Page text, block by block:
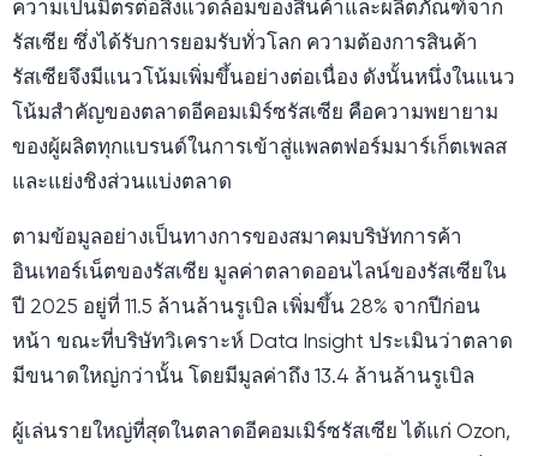
ความเป็นมิตรต่อสิ่งแวดล้อมของสินค้าและผลิตภัณฑ์จาก
รัสเซีย ซึ่งได้รับการยอมรับทั่วโลก ความต้องการสินค้า
รัสเซียจึงมีแนวโน้มเพิ่มขึ้นอย่างต่อเนื่อง ดังนั้นหนึ่งในแนว
โน้มสำคัญของตลาดอีคอมเมิร์ซรัสเซีย คือความพยายาม
ของผู้ผลิตทุกแบรนด์ในการเข้าสู่แพลตฟอร์มมาร์เก็ตเพลส
และแย่งชิงส่วนแบ่งตลาด
ตามข้อมูลอย่างเป็นทางการของสมาคมบริษัทการค้า
อินเทอร์เน็ตของรัสเซีย มูลค่าตลาดออนไลน์ของรัสเซียใน
ปี 2025 อยู่ที่ 11.5 ล้านล้านรูเบิล เพิ่มขึ้น 28% จากปีก่อน
หน้า ขณะที่บริษัทวิเคราะห์ Data Insight ประเมินว่าตลาด
มีขนาดใหญ่กว่านั้น โดยมีมูลค่าถึง 13.4 ล้านล้านรูเบิล
ผู้เล่นรายใหญ่ที่สุดในตลาดอีคอมเมิร์ซรัสเซีย ได้แก่ Ozon,